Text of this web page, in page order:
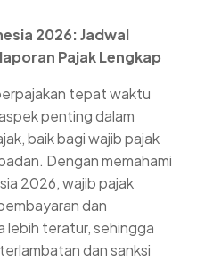
2026: Jadwal
Pajak Lengkap
tepat waktu
penting dalam
baik bagi wajib pajak
Dengan memahami
2026, wajib pajak
dan
lebih teratur, sehingga
dan sanksi